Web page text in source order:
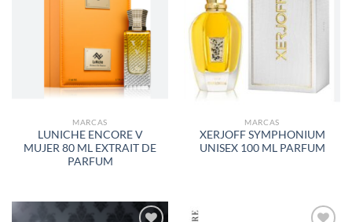
A LA
LISTA
DE
DESEOS
MARCAS
LUNICHE ENCORE V
MUJER 80 ML EXTRAIT DE
PARFUM
MARCAS
XERJOFF SYMPHONIUM
UNISEX 100 ML PARFUM